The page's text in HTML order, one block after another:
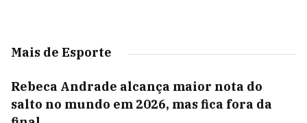
Mais de Esporte
Rebeca Andrade alcança maior nota do
salto no mundo em 2026, mas fica fora da